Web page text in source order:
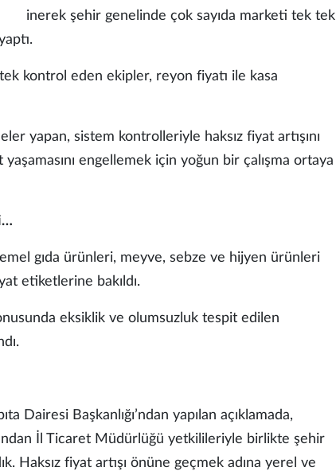
inerek şehir genelinde çok sayıda marketi tek tek
kontrol eden ekipler, reyon fiyatı ile kasa
yapan, sistem kontrolleriyle haksız fiyat artışını
engellemek için yoğun bir çalışma ortaya
gıda ürünleri, meyve, sebze ve hijyen ürünleri
etiketlerine bakıldı.
eksiklik ve olumsuzluk tespit edilen
Dairesi Başkanlığı’ndan yapılan açıklamada,
İl Ticaret Müdürlüğü yetkilileriyle birlikte şehir
Haksız fiyat artışı önüne geçmek adına yerel ve